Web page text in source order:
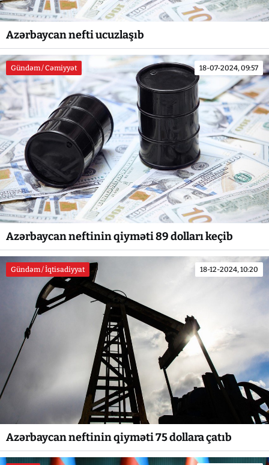
Azərbaycan nefti ucuzlaşıb
Gündəm / Cəmiyyət 18-07-2024, 09:57
Azərbaycan neftinin qiyməti 89 dolları keçib
Gündəm / İqtisadiyyat 18-12-2024, 10:20
Azərbaycan neftinin qiyməti 75 dollara çatıb